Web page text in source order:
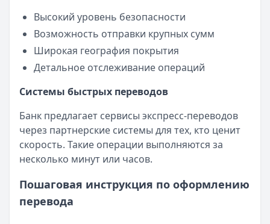
Высокий уровень безопасности
Возможность отправки крупных сумм
Широкая география покрытия
Детальное отслеживание операций
Системы быстрых переводов
Банк предлагает сервисы экспресс-переводов
через партнерские системы для тех, кто ценит
скорость. Такие операции выполняются за
несколько минут или часов.
Пошаговая инструкция по оформлению
перевода